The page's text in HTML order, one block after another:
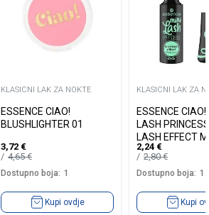
KLASICNI LAK ZA NOKTE
ESSENCE CIAO!
BLUSHLIGHTER 01
3,72 €
4,65€
Dostupno boja: 1
Kupi ovdje
KLASICNI LAK ZA
ESSENCE CIAO!
LASH
LASH EFFECT
01
2,24 €
2,80€
Dostupno boja: 1
Kupi